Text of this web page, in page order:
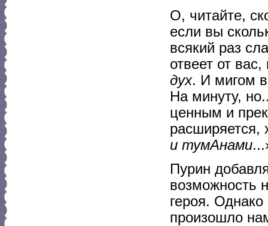
О, читайте,
если вы
всякий раз
отвеет от
дух. И мигом
На минуту,
ценным и
расширяется,
и тумАнами
Пурин
возможность
героя. Однако
произошло